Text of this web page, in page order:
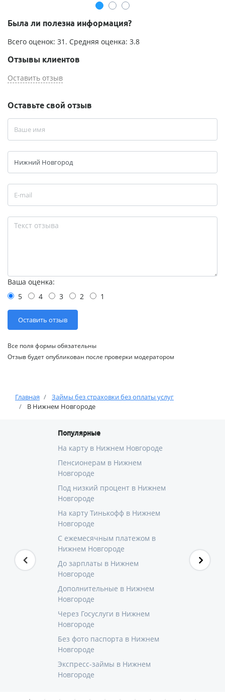
Была ли полезна информация?
Всего оценок: 31 . Средняя оценка: 3.8
Отзывы клиентов
Оставить отзыв
Оставьте свой отзыв
Ваша оценка:
5
4 3 2 1
Все поля формы обязательны
Отзыв будет опубликован после проверки модератором
Главная
Займы без страховки без оплаты услуг
В Нижнем Новгороде
Популярные
На карту в Нижнем Новгороде
Пенсионерам в Нижнем
Новгороде
Под низкий процент в Нижнем
Новгороде
На карту Тинькофф в Нижнем
Новгороде
С ежемесячным платежом в
Нижнем Новгороде
До зарплаты в Нижнем
Новгороде
Дополнительные в Нижнем
Новгороде
Через Госуслуги в Нижнем
Новгороде
Без фото паспорта в Нижнем
Новгороде
Экспресс-займы в Нижнем
Новгороде